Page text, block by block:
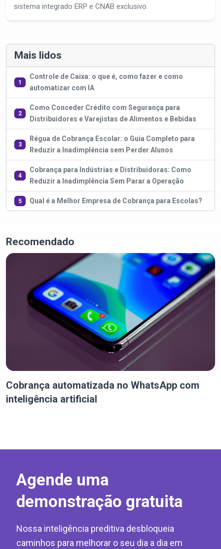
sistema integrado ERP e CNAB exclusivo.
Mais lidos
1
Controle de Caixa: o que é, como fazer e como
automatizar com IA
2
Como Conceder Crédito com Segurança para
Distribuidores e Varejistas de Alimentos e Bebidas
3
Régua de Cobrança Escolar: o Guia Completo para
Reduzir a Inadimplência sem Perder Alunos
4
Cobrança para Indústrias e Distribuidoras: Como
Reduzir a Inadimplência Sem Parar a Operação
5 Qual é a Melhor Empresa de Cobrança para Escolas?
Recomendado
Cobrança automatizada no WhatsApp com
inteligência artificial
Agende uma
demonstração gratuita
Nossa inteligência preditiva desbloqueia
caminhos para melhorar o seu dia a dia em